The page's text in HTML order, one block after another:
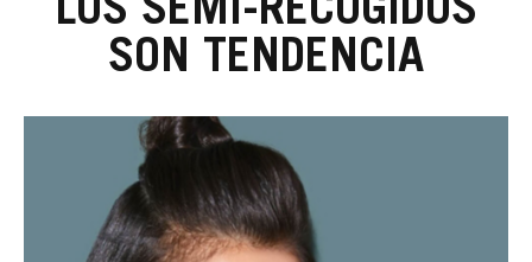
LOS SEMI-RECOGIDOS
SON TENDENCIA